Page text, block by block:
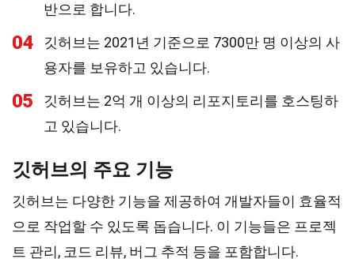
반으로 합니다.
04
깃허브는 2021년 기준으로 7300만 명 이상의 사
용자를 보유하고 있습니다.
05
깃허브는 2억 개 이상의 리포지토리를 호스팅하
고 있습니다.
깃허브의 주요 기능
깃허브는 다양한 기능을 제공하여 개발자들이 효율적
으로 작업할 수 있도록 돕습니다. 이 기능들은 프로젝
트 관리, 코드 리뷰, 버그 추적 등을 포함합니다.